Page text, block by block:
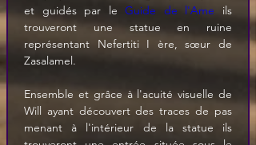
et guidés par le Guide de l'Ame ils
trouveront une statue en ruine
représentant Nefertiti I ère, sœur de
Zasalamel.
Ensemble et grâce à l'acuité visuelle de
Will ayant découvert des traces de pas
menant à l'intérieur de la statue ils